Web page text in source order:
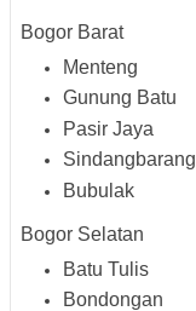
Bogor Barat
Menteng
Gunung Batu
Pasir Jaya
Sindangbarang
Bubulak
Bogor Selatan
Batu Tulis
Bondongan